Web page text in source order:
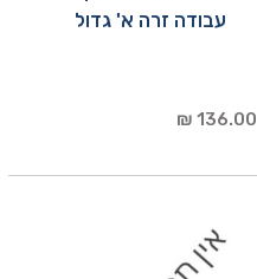
עבודה זרה א' גדול
136.00 ₪